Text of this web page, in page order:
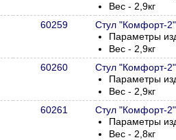
Вес - 2,9кг
60259
Стул "Комфорт-
Параметры
Вес - 2,9кг
60260
Стул "Комфорт-
Параметры
Вес - 2,9кг
60261
Стул "Комфорт-
Параметры
Вес - 2,8кг